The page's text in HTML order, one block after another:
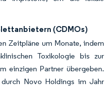
(CDMOs)
Zeitpläne um Monate, indem
Toxikologie bis zur
einzigen Partner übergeben.
Novo Holdings im Jahr